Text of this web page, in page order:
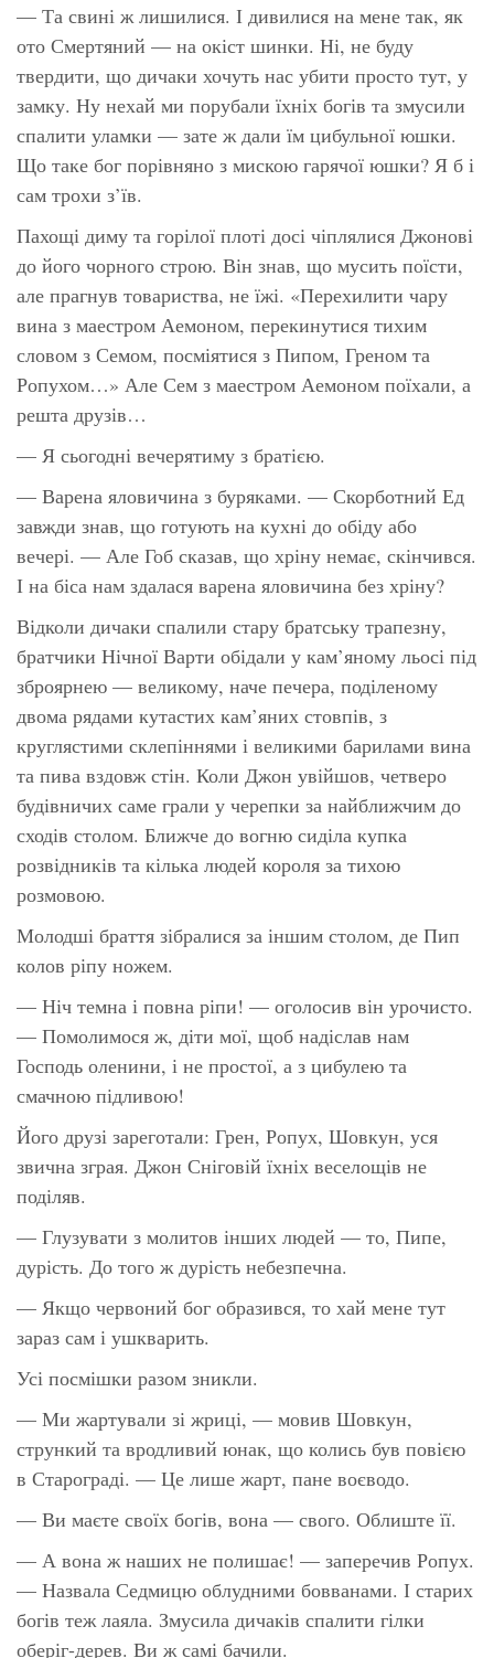
— Та свині ж лишилися. І дивилися на мене так, як
ото Смертяний — на окіст шинки. Ні, не буду
твердити, що дичаки хочуть нас убити просто тут, у
замку. Ну нехай ми порубали їхніх богів та змусили
спалити уламки — зате ж дали їм цибульної юшки.
Що таке бог порівняно з мискою гарячої юшки? Я б і
сам трохи з’їв.
Пахощі диму та горілої плоті досі чіплялися Джонові
до його чорного строю. Він знав, що мусить поїсти,
але прагнув товариства, не їжі. «Перехилити чару
вина з маестром Аемоном, перекинутися тихим
словом з Семом, посміятися з Пипом, Греном та
Ропухом…» Але Сем з маестром Аемоном поїхали, а
решта друзів…
— Я сьогодні вечерятиму з братією.
— Варена яловичина з буряками. — Скорботний Ед
завжди знав, що готують на кухні до обіду або
вечері. — Але Гоб сказав, що хріну немає, скінчився.
І на біса нам здалася варена яловичина без хріну?
Відколи дичаки спалили стару братську трапезну,
братчики Нічної Варти обідали у кам’яному льосі під
зброярнею — великому, наче печера, поділеному
двома рядами кутастих кам’яних стовпів, з
круглястими склепіннями і великими барилами вина
та пива вздовж стін. Коли Джон увійшов, четверо
будівничих саме грали у черепки за найближчим до
сходів столом. Ближче до вогню сиділа купка
розвідників та кілька людей короля за тихою
розмовою.
Молодші браття зібралися за іншим столом, де Пип
колов ріпу ножем.
— Ніч темна і повна ріпи! — оголосив він урочисто.
— Помолимося ж, діти мої, щоб надіслав нам
Господь оленини, і не простої, а з цибулею та
смачною підливою!
Його друзі зареготали: Грен, Ропух, Шовкун, уся
звична зграя. Джон Сніговій їхніх веселощів не
поділяв.
— Глузувати з молитов інших людей — то, Пипе,
дурість. До того ж дурість небезпечна.
— Якщо червоний бог образився, то хай мене тут
зараз сам і ушкварить.
Усі посмішки разом зникли.
— Ми жартували зі жриці, — мовив Шовкун,
стрункий та вродливий юнак, що колись був повією
в Старограді. — Це лише жарт, пане воєводо.
— Ви маєте своїх богів, вона — свого. Облиште її.
— А вона ж наших не полишає! — заперечив Ропух.
— Назвала Седмицю облудними бовванами. І старих
богів теж лаяла. Змусила дичаків спалити гілки
оберіг-дерев. Ви ж самі бачили.